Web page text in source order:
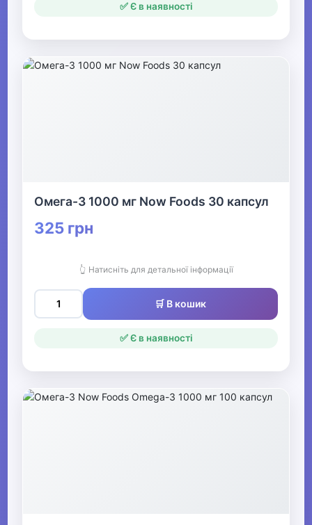
✅ Є в наявності
Омега-3 1000 мг Now Foods 30 капсул
325 грн
👆 Натисніть для детальної інформації
🛒 В кошик
✅ Є в наявності